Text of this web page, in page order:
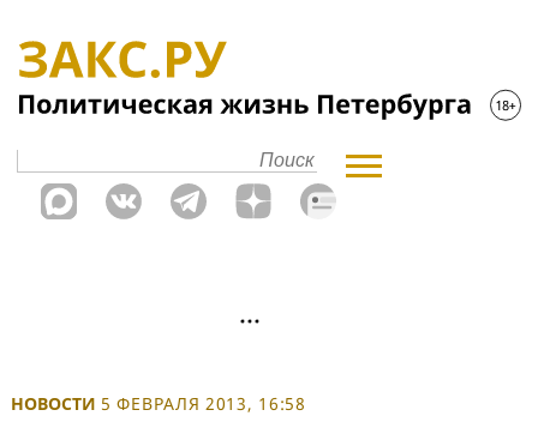
НОВОСТИ 5 ФЕВРАЛЯ 2013, 16:58